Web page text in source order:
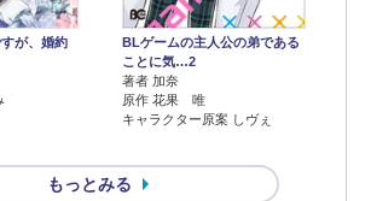
が、婚約
BLゲームの主人公の弟である
ことに気…2
著者 加奈
原作 花果 唯
キャラクター原案 しヴぇ
もっとみる